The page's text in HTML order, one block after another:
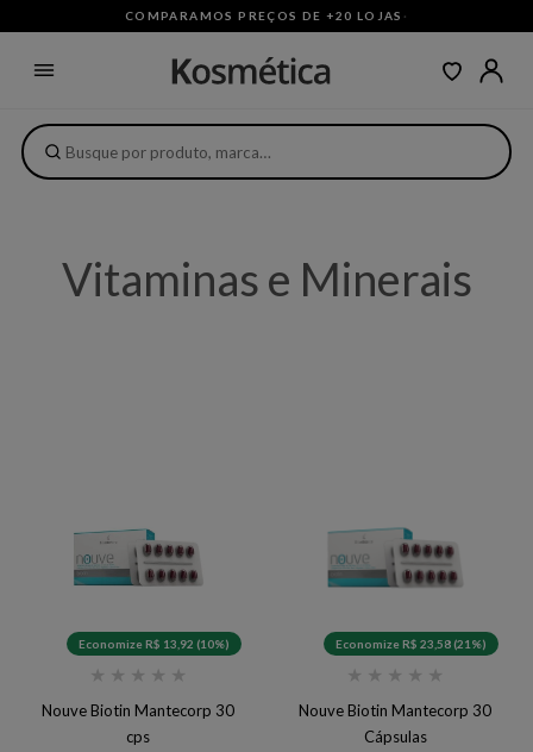
COMPARAMOS PREÇOS DE +20 LOJAS ·
Vitaminas e Minerais
Economize R$ 13,92 (10%)
★ ★ ★ ★ ★
Nouve Biotin Mantecorp 30
cps
Economize R$ 23,58 (21%)
★ ★ ★ ★ ★
Nouve Biotin Mantecorp 30
Cápsulas